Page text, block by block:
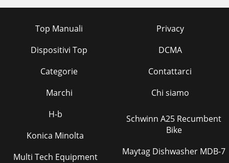
Top Manuali
Dispositivi Top
Categorie
Marchi
Privacy
DCMA
Contattarci
Chi siamo
H-b
Konica Minolta
Multi Tech Equipment
Schwinn A25 Recumbent
Bike
Maytag Dishwasher MDB-7